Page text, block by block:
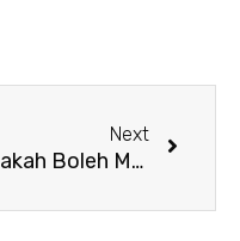
Next
Apakah Boleh Menggunakan Handuk Mandi untuk Wajah?